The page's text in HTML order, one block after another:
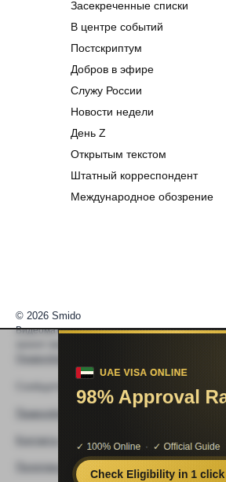
Засекреченные списки
В центре событий
Постскриптум
Добров в эфире
Служу России
Новости недели
День Z
Открытым текстом
Штатный корреспондент
Международное обозрение
© 2026 Smido
Видеоматериалы встраиваются из открытых
Видео не работает
Политика конфиденциальности